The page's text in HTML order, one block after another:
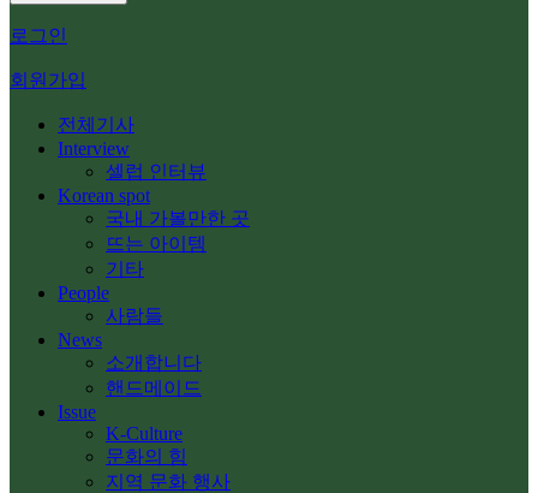
로그인
회원가입
전체기사
Interview
셀럽 인터뷰
Korean spot
국내 가볼만한 곳
뜨는 아이템
기타
People
사람들
News
소개합니다
핸드메이드
Issue
K-Culture
문화의 힘
지역 문화 행사